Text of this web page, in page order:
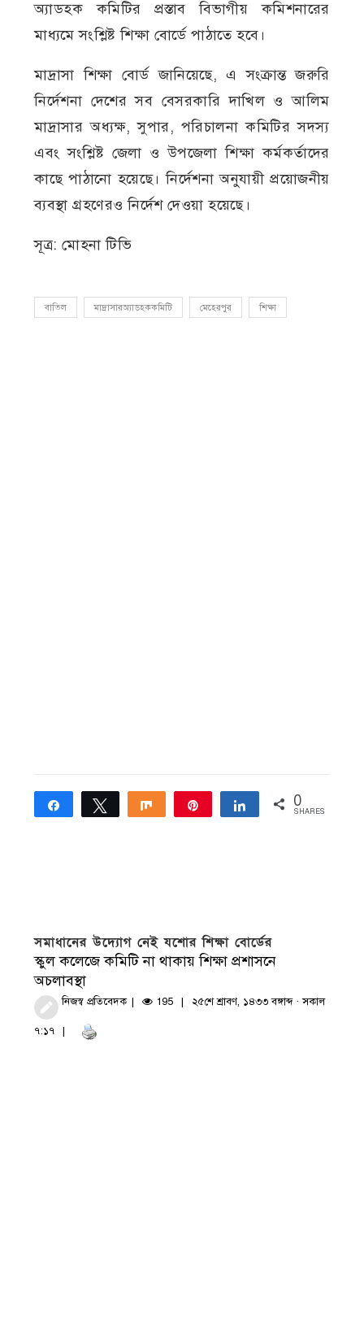
অ্যাডহক কমিটির প্রস্তাব বিভাগীয় কমিশনারের
মাধ্যমে সংশ্লিষ্ট শিক্ষা বোর্ডে পাঠাতে হবে।
মাদ্রাসা শিক্ষা বোর্ড জানিয়েছে, এ সংক্রান্ত জরুরি
নির্দেশনা দেশের সব বেসরকারি দাখিল ও আলিম
মাদ্রাসার অধ্যক্ষ, সুপার, পরিচালনা কমিটির সদস্য
এবং সংশ্লিষ্ট জেলা ও উপজেলা শিক্ষা কর্মকর্তাদের
কাছে পাঠানো হয়েছে। নির্দেশনা অনুযায়ী প্রয়োজনীয়
ব্যবস্থা গ্রহণেরও নির্দেশ দেওয়া হয়েছে।
সূত্র: মোহনা টিভি
বাতিল মাদ্রাসারঅ্যাডহককমিটি মেহেরপুর শিক্ষা
Share Tweet Share Share 0
SHARES
সমাধানের উদ্যোগ নেই যশোর শিক্ষা বোর্ডের
স্কুল কলেজে কমিটি না থাকায় শিক্ষা প্রশাসনে
অচলাবস্থা
নিজস্ব প্রতিবেদক 195 ২৫শে শ্রাবণ, ১৪৩৩ বঙ্গাব্দ · সকাল
৭:১৭